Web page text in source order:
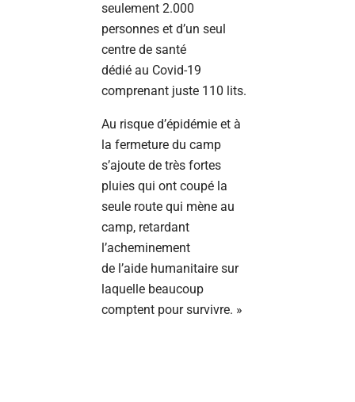
seulement 2.000
personnes et d’un seul
centre de santé
dédié au Covid-19
comprenant juste 110 lits.
Au risque d’épidémie et à
la fermeture du camp
s’ajoute de très fortes
pluies qui ont coupé la
seule route qui mène au
camp, retardant
l’acheminement
de l’aide humanitaire sur
laquelle beaucoup
comptent pour survivre. »